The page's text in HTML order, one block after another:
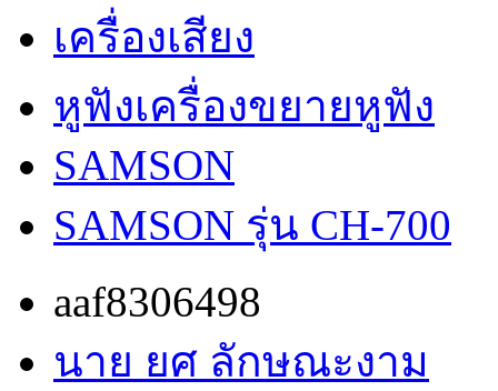
เครื่องเสียง
หูฟังเครื่องขยายหูฟัง
SAMSON
SAMSON รุ่น CH-700
aaf8306498
นาย ยศ ลักษณะงาม